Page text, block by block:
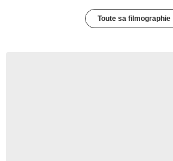
Toute sa filmographie